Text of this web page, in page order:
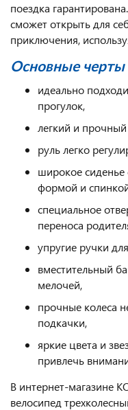
поездка
сможет открыть для
приключения,
Основные черты
идеально
прогулок,
легкий и
руль легко
широкое сиденье
формой и
специальное
переноса
упругие ручки
вместительный
мелочей,
прочные колеса
подкачки,
яркие цвета и
привлечь
В интернет-магазине
велосипед